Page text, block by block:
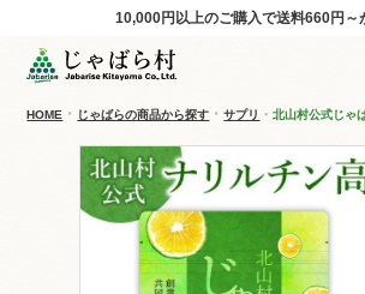
10,000円以上のご購入で送料660円～
HOME じゃばらの商品から探す サプリ 北山村公式じゃ
じゃばらの商品を探す
産地直送!旬の商品
商品の分類から探す